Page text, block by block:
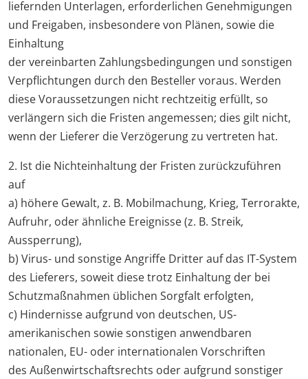
liefernden Unterlagen, erforderlichen Genehmigungen
und Freigaben, insbesondere von Plänen, sowie die
Einhaltung
der vereinbarten Zahlungsbedingungen und sonstigen
Verpflichtungen durch den Besteller voraus. Werden
diese Voraussetzungen nicht rechtzeitig erfüllt, so
verlängern sich die Fristen angemessen; dies gilt nicht,
wenn der Lieferer die Verzögerung zu vertreten hat.
2. Ist die Nichteinhaltung der Fristen zurückzuführen
auf
a) höhere Gewalt, z. B. Mobilmachung, Krieg, Terrorakte,
Aufruhr, oder ähnliche Ereignisse (z. B. Streik,
Aussperrung),
b) Virus- und sonstige Angriffe Dritter auf das IT-System
des Lieferers, soweit diese trotz Einhaltung der bei
Schutzmaßnahmen üblichen Sorgfalt erfolgten,
c) Hindernisse aufgrund von deutschen, US-
amerikanischen sowie sonstigen anwendbaren
nationalen, EU- oder internationalen Vorschriften
des Außenwirtschaftsrechts oder aufgrund sonstiger